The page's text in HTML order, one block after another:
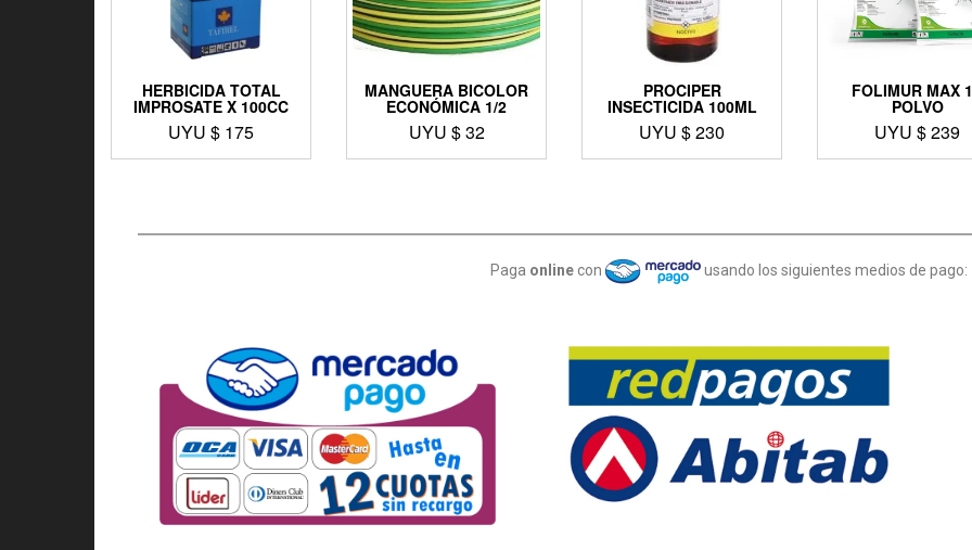
HERBICIDA TOTAL
IMPROSATE X 100CC
UYU $ 175
MANGUERA BICOLOR
ECONÓMICA 1/2
UYU $32
PROCIPER
INSECTICIDA 100ML
UYU $230
FOLIMUR MAX
POLVO
UYU $239
Paga online con usando los siguientes medios de pago: